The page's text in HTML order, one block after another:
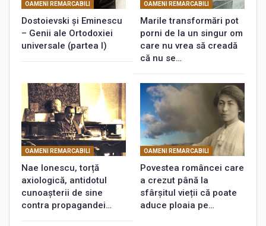
OAMENI REMARCABILI
Dostoievski și Eminescu
– Genii ale Ortodoxiei
universale (partea I)
OAMENI REMARCABILI
Marile transformări pot
porni de la un singur om
care nu vrea să creadă
că nu se…
OAMENI REMARCABILI
Nae Ionescu, torță
axiologică, antidotul
cunoașterii de sine
contra propagandei…
OAMENI REMARCABILI
Povestea româncei care
a crezut până la
sfârșitul vieții că poate
aduce ploaia pe…